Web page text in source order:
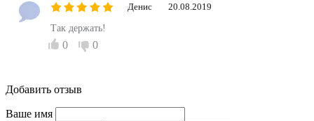
Денис 20.08.2019
Так держать!
0 0
Добавить отзыв
Ваше имя